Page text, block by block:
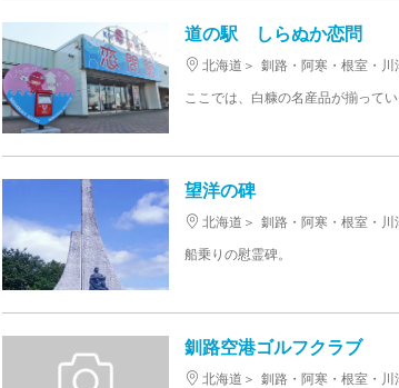
道の駅 しらぬか恋問
北海道 釧路・阿寒・根室・川
望洋の碑
北海道 釧路・阿寒・根室・川
船乗りの慰霊碑。
釧路空港ゴルフクラブ
北海道 釧路・阿寒・根室・川